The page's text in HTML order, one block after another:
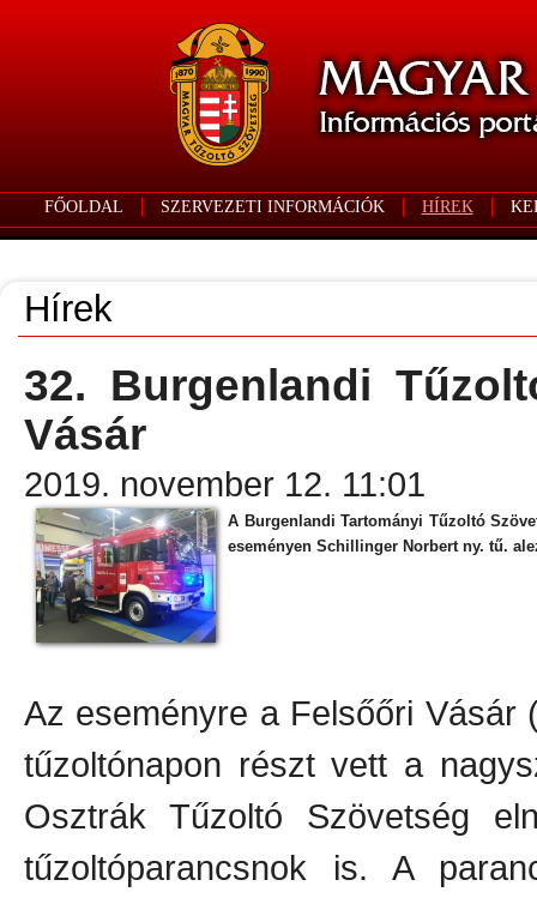
FŐOLDAL SZERVEZETI INFORMÁCIÓK HÍREK
Hírek
32. Burgenlandi
Vásár
2019. november 12. 11:01
A Burgenlandi Tartományi Tűzoltó
eseményen Schillinger Norbert ny. tű.
Az eseményre a Felsőőri Vásár
tűzoltónapon részt vett a
Osztrák Tűzoltó Szövetség
tűzoltóparancsnok is. A